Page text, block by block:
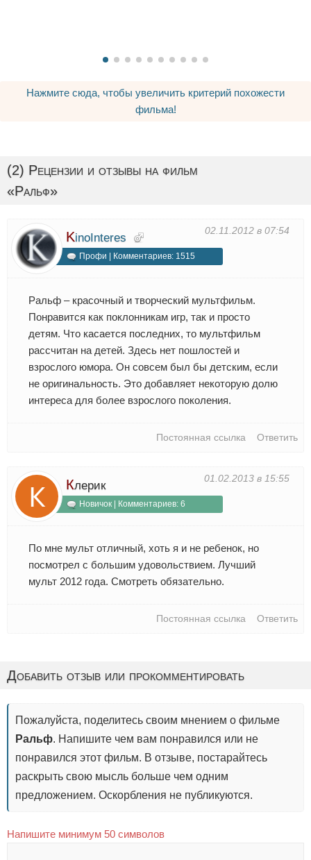
Нажмите сюда, чтобы увеличить критерий похожести
фильма!
(2) Рецензии и отзывы на фильм
«Ральф»
02.11.2012 в 07:54
KinoInteres
Профи | Комментариев: 1515
Ральф – красочный и творческий мультфильм.
Понравится как поклонникам игр, так и просто
детям. Что касается последних, то мультфильм
рассчитан на детей. Здесь нет пошлостей и
взрослого юмора. Он совсем был бы детским, если
не оригинальность. Это добавляет некоторую долю
интереса для более взрослого поколения.
Постоянная ссылка Ответить
01.02.2013 в 15:55
Клерик
Новичок | Комментариев: 6
По мне мульт отличный, хоть я и не ребенок, но
посмотрел с большим удовольствием. Лучший
мульт 2012 года. Смотреть обязательно.
Постоянная ссылка Ответить
Добавить отзыв или прокомментировать
Пожалуйста, поделитесь своим мнением о фильме
Ральф. Напишите чем вам понравился или не
понравился этот фильм. В отзыве, постарайтесь
раскрыть свою мысль больше чем одним
предложением. Оскорбления не публикуются.
Напишите минимум 50 символов